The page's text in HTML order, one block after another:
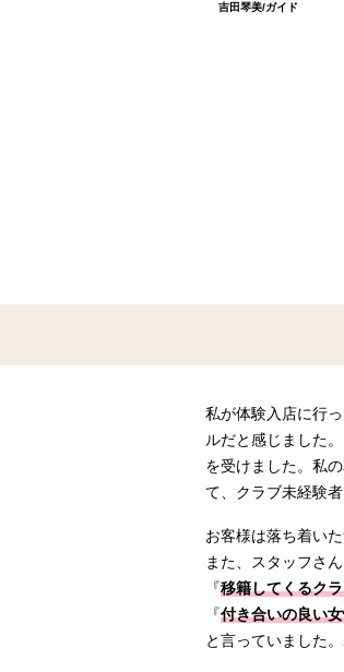
吉田琴美/ガイド
私が体験入店に行
ルだと感じました
を受けました。私
て、クラブ未経験
お客様は落ち着い
また、スタッフさ
『移籍してくるク
『付き合いの良い
と言っていました